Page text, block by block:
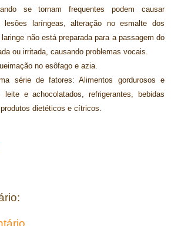
se tornam frequentes podem causar
lesões laríngeas, alteração no esmalte dos
não está preparada para a passagem do
ou irritada, causando problemas vocais.
no esôfago e azia.
série de fatores: Alimentos gordurosos e
leite e achocolatados, refrigerantes, bebidas
dietéticos e cítricos.